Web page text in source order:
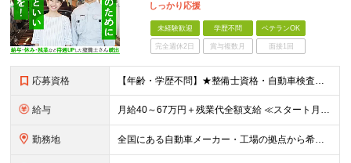
しっかり応援
未経験歓迎 学歴不問 ベテランOK
完全週休2日 賞与複数月 面接1回
応募資格 【年齢・学歴不問】★整備士資格・自動車検査員資格をお持ちの方★既卒者・第二新卒・実務未経験者も歓迎！ ■自動車整備士資格または自動車検査員資格の保有者。 ※実務経験不問 ◎経験や資格を活かしてキャリ
給与 月給40～67万円＋残業代全額支給 ≪スタート月給例≫ ■自動車車検・整備：月給40万円+残業代 ※現年収・年齢・経験・資格・能力等、総合的に考慮し、決定します。 ※試用期間有(同待遇/最長6ヵ月
勤務地 全国にある自動車メーカー・工場の拠点から希望を考慮して決定します。 ★転居を伴う転勤はありません。 ★U・Iターン、遠方からのご応募も歓迎！引越など赴任に伴う費用、家賃は全額負担します（会社規定によ